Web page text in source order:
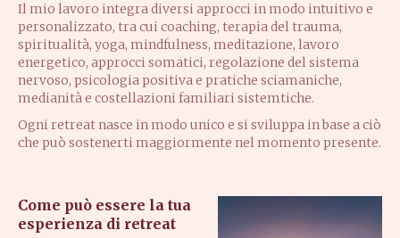
Il mio lavoro integra diversi approcci in modo intuitivo e
personalizzato, tra cui coaching, terapia del trauma,
spiritualità, yoga, mindfulness, meditazione, lavoro
energetico, approcci somatici, regolazione del sistema
nervoso, psicologia positiva e pratiche sciamaniche,
medianità e costellazioni familiari sistemtiche.
Ogni retreat nasce in modo unico e si sviluppa in base a ciò
che può sostenerti maggiormente nel momento presente.
Come può essere la tua
esperienza di retreat